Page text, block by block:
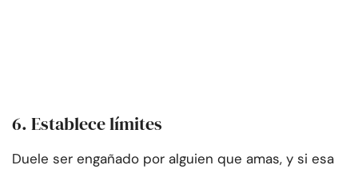
6. Establece límites
Duele ser engañado por alguien que amas, y si esa